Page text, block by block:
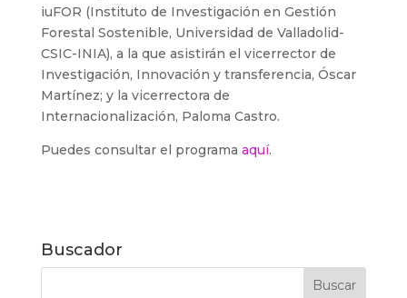
iuFOR (Instituto de Investigación en Gestión
Forestal Sostenible, Universidad de Valladolid-
CSIC-INIA), a la que asistirán el vicerrector de
Investigación, Innovación y transferencia, Óscar
Martínez; y la vicerrectora de
Internacionalización, Paloma Castro.
Puedes consultar el programa aquí.
Buscador